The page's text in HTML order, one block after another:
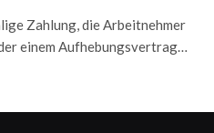
Zahlung, die Arbeitnehmer
einem Aufhebungsvertrag…